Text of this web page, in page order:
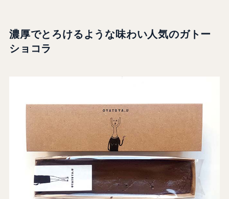
濃厚でとろけるような味わい人気のガトー
ショコラ